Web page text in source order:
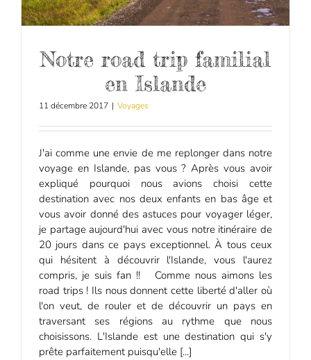
Notre road trip familial
en Islande
11 décembre 2017 | Voyages
J'ai comme une envie de me replonger dans notre
voyage en Islande, pas vous ? Après vous avoir
expliqué pourquoi nous avions choisi cette
destination avec nos deux enfants en bas âge et
vous avoir donné des astuces pour voyager léger,
je partage aujourd'hui avec vous notre itinéraire de
20 jours dans ce pays exceptionnel. À tous ceux
qui hésitent à découvrir l'Islande, vous l'aurez
compris, je suis fan !! Comme nous aimons les
road trips ! Ils nous donnent cette liberté d'aller où
l'on veut, de rouler et de découvrir un pays en
traversant ses régions au rythme que nous
choisissons. L'Islande est une destination qui s'y
prête parfaitement puisqu'elle [...]